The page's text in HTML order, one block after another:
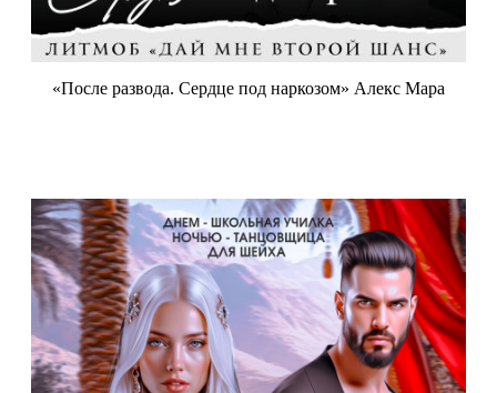
«После развода. Сердце под наркозом» Алекс Мара